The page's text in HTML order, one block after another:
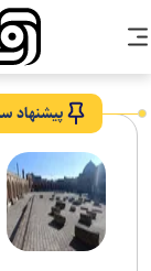
پیشنهاد